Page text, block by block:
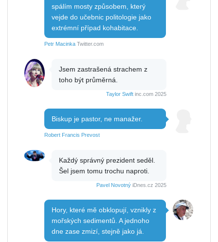
spálím mosty způsobem, který
vejde do učebnic politologie jako
extrémní případ kohabitace.
Petr Macinka Twitter.com
Jsem zastrašená strachem z
toho být průměrná.
Taylor Swift inc.com 2025
Biskup je pastor, ne manažer.
Robert Francis Prevost
Každý správný prezident seděl.
Šel jsem tomu trochu naproti.
Pavel Novotný iDnes.cz 2025
Hory, které mě obklopují, vznikly z
mořských sedimentů. A jednoho
dne zase zmizí, stejně jako já.